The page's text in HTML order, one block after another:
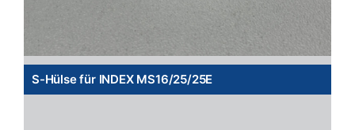
S-Hülse für INDEX MS16/25/25E